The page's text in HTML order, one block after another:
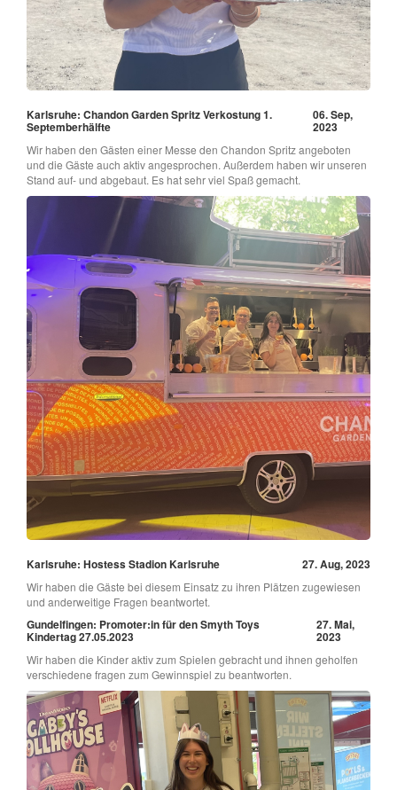
Karlsruhe: Chandon Garden Spritz Verkostung 1.
Septemberhälfte
06. Sep,
2023
Wir haben den Gästen einer Messe den Chandon Spritz angeboten
und die Gäste auch aktiv angesprochen. Außerdem haben wir unseren
Stand auf- und abgebaut. Es hat sehr viel Spaß gemacht.
Karlsruhe: Hostess Stadion Karlsruhe 27. Aug, 2023
Wir haben die Gäste bei diesem Einsatz zu ihren Plätzen zugewiesen
und anderweitige Fragen beantwortet.
Gundelfingen: Promoter:in für den Smyth Toys
Kindertag 27.05.2023
27. Mai,
2023
Wir haben die Kinder aktiv zum Spielen gebracht und ihnen geholfen
verschiedene fragen zum Gewinnspiel zu beantworten.